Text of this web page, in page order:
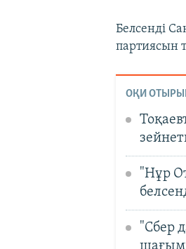
Белсенді
партиясын
ОҚИ
"Нұр
"Сбер